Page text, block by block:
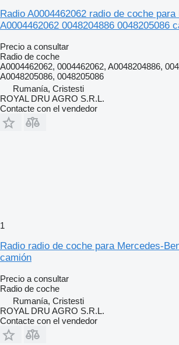
Radio A0004462062 radio de coche
A0004462062 0048204886 0048205086
Precio a consultar
Radio de coche
A0004462062, 0004462062, A0048204886,
A0048205086, 0048205086
Rumanía, Cristesti
ROYAL DRU AGRO S.R.L.
Contacte con el vendedor
1
Radio radio de coche para Mercedes-
camión
Precio a consultar
Radio de coche
Rumanía, Cristesti
ROYAL DRU AGRO S.R.L.
Contacte con el vendedor